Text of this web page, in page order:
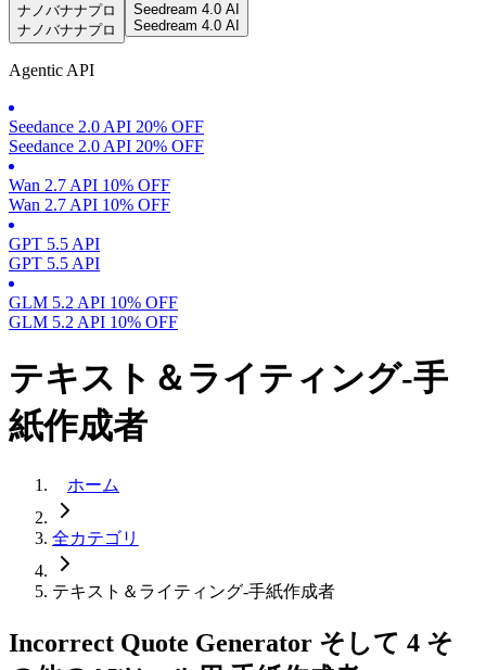
ナノバナナプロ
ナノバナナプロ
Seedream 4.0 AI
Seedream 4.0 AI
Agentic API
Seedance 2.0 API 20% OFF
Seedance 2.0 API 20% OFF
Wan 2.7 API 10% OFF
Wan 2.7 API 10% OFF
GPT 5.5 API
GPT 5.5 API
GLM 5.2 API 10% OFF
GLM 5.2 API 10% OFF
テキスト＆ライティング-手
紙作成者
ホーム
全カテゴリ
テキスト＆ライティング-手紙作成者
Incorrect Quote Generator そして 4 そ